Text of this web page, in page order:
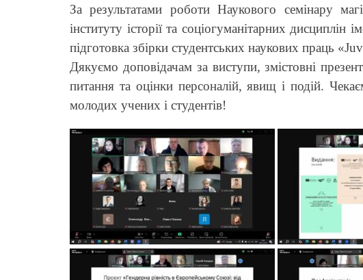
За результатами роботи Наукового семінару
інституту історії та соціогуманітарних
підготовка збірки студентських наукових праць
Дякуємо доповідачам за виступи, змістовні
питання та оцінки персоналій, явищ і подій.
молодих учених і студентів!